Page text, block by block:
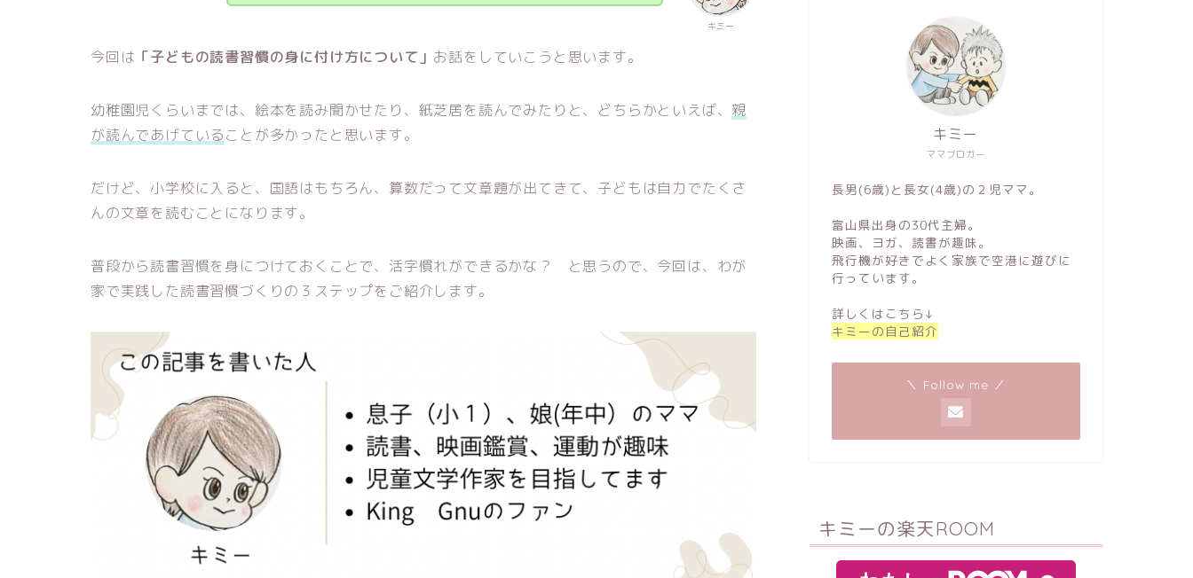
キミー
今回は 「子どもの読書習慣の身に付け方について」 お話をしていこうと思います。
幼稚園児くらいまでは、絵本を読み聞かせたり、紙芝居を読んでみたりと、どちらかといえば、 親
が読んであげていることが多かったと思います。
だけど、小学校に入ると、国語はもちろん、算数だって文章題が出てきて、子どもは自力でたくさ
んの文章を読むことになります。
普段から読書習慣を身につけておくことで、活字慣れができるかな？ と思うので、今回は、わが
家で実践した読書習慣づくりの３ステップをご紹介します。
ママブロガー
キミー
長男(6歳)と長女(4歳)の２児ママ。
富山県出身の30代主婦。
映画、ヨガ、読書が趣味。
飛行機が好きでよく家族で空港に遊びに
行っています。
詳しくはこちら↓
キミーの自己紹介
＼ Follow me ／
キミーの楽天ROOM